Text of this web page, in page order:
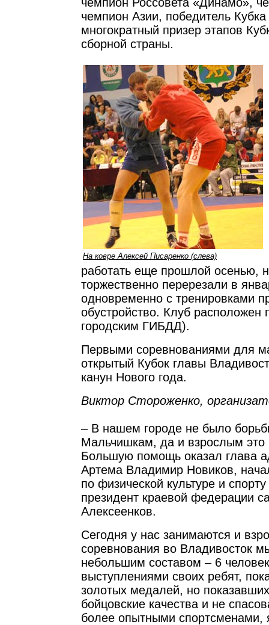
чемпион Азии, победитель
многократный призер этапов
сборной страны.
На ковре Алексей Писаренко (слева)
работать еще прошлой осенью,
торжественно перерезали в
одновременно с тренировками
обустройство. Клуб расположен
городским ГИБДД).
Первыми соревнованиями для
открытый Кубок главы
канун Нового года.
Виктор Стороженко,
– В нашем городе не было
Мальчишкам, да и взрослым это
Большую помощь оказал глава
Артема Владимир Новиков,
по физической культуре и
президент краевой федерации
Алексеенков.
Сегодня у нас занимаются и
соревнования во Владивосток
небольшим составом – 6
выступлениями своих ребят,
золотых медалей, но
бойцовские качества и не
более опытными спортсменами,